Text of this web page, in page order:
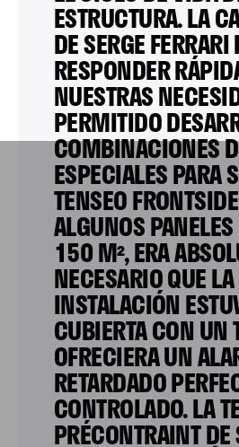
ESTRUCTURA. LA
DE SERGE FERRARI
RESPONDER
NUESTRAS
PERMITIDO
COMBINACIONES
ESPECIALES PARA
TENSEO
ALGUNOS
150 M², ERA
NECESARIO QUE LA
INSTALACIÓN
CUBIERTA CON UN
OFRECIERA UN
RETARDADO
CONTROLADO. LA
PRÉCONTRAINT DE